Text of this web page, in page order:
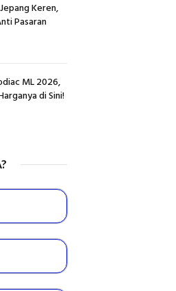
Keren,
Pasaran
ML 2026,
di Sini!